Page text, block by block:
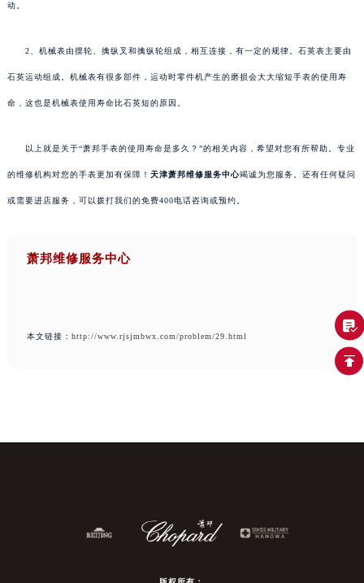
动。
2、机械表由摆轮、擒纵叉和擒纵轮组成，相互连接，有一定的规律。石英表主要由
石英运动组成。机械表有很多部件，运动时零件机产生的磨损会大大缩短手表的使用寿
命，这也是机械表使用寿命比石英短的原因。
以上就是关于“萧邦手表的使用寿命是多久？”的相关内容，希望对您有所帮助。专业
的维修机构对您的手表更加有保障！ 天津萧邦维修服务中心竭诚为您服务。还有任何疑问
或需要进店服务，可以拨打我们的免费400电话咨询或预约。
萧邦维修服务中心
本文链接： http://www.rjsjmbwx.com/problem/29.html